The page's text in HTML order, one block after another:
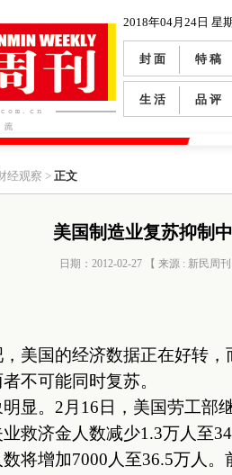
2018年04月24日 星
封 面 特 稿
生 活 品 评
经观察 > 正文
美国制造业复苏抑制
日期：2012-02-27 【 来源 : 新民周
美国的经济数据正在好转
不可能同时复苏。
显。2月16日，美国劳工部
救济金人数减少1.3万人至
将增加7000人至36.5万人